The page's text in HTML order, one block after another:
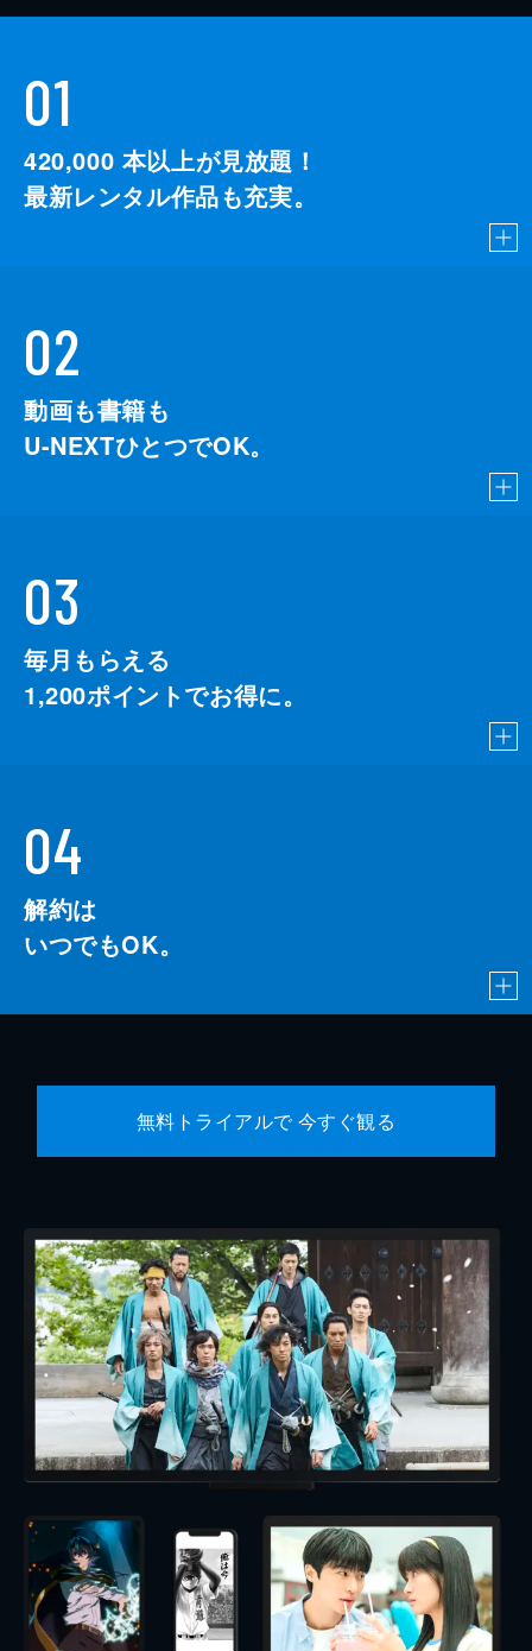
01
420,000 本以上が見放題！
最新レンタル作品も充実。
02
動画も書籍も
U-NEXTひとつでOK。
03
毎月もらえる
1,200ポイントでお得に。
04
解約は
いつでもOK。
無料トライアルで 今すぐ観る